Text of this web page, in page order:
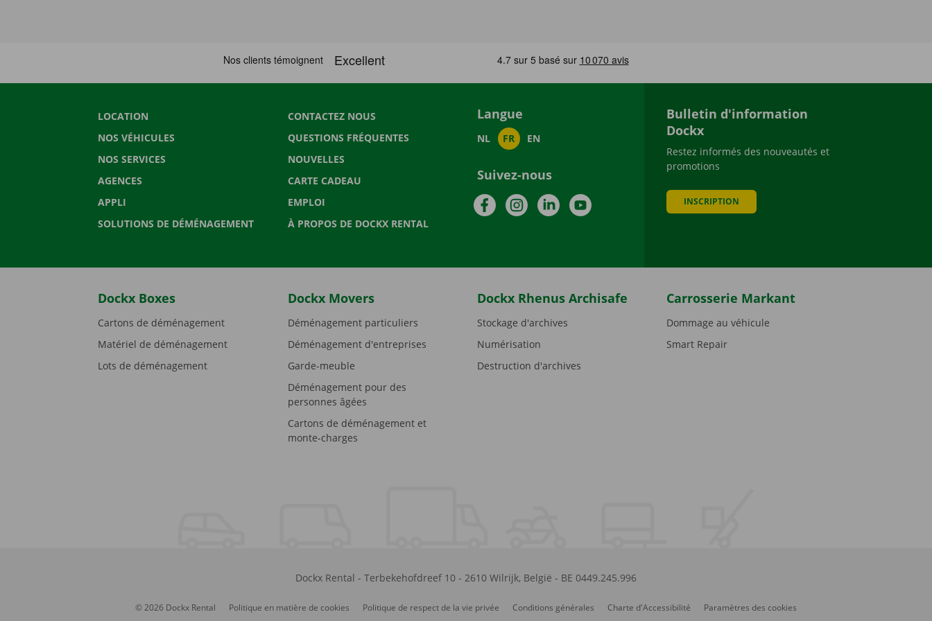
LOCATION
NOS VÉHICULES
NOS SERVICES
AGENCES
APPLI
SOLUTIONS DE DÉMÉNAGEMENT
CONTACTEZ NOUS
QUESTIONS FRÉQUENTES
NOUVELLES
CARTE CADEAU
EMPLOI
À PROPOS DE DOCKX RENTAL
Langue
NL FR EN
Suivez-nous
FacebookInstagramLinkedInYouTube
Bulletin d'information
Dockx
Restez informés des nouveautés et
promotions
INSCRIPTION
Dockx Boxes
Cartons de déménagement
Matériel de déménagement
Lots de déménagement
Dockx Movers
Déménagement particuliers
Déménagement d'entreprises
Garde-meuble
Déménagement pour des
personnes âgées
Cartons de déménagement et
monte-charges
Dockx Rhenus Archisafe
Stockage d'archives
Numérisation
Destruction d'archives
Carrosserie Markant
Dommage au véhicule
Smart Repair
Dockx Rental - Terbekehofdreef 10- 2610 Wilrijk, België - BE 0449.245.996
© 2026 Dockx Rental Politique en matière de cookies Politique de respect de la vie privée Conditions générales Charte d'Accessibilité Paramètres des cookies